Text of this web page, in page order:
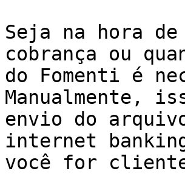
Seja na hora
cobrança ou
do Fomenti é
Manualmente,
envio do
internet
você for